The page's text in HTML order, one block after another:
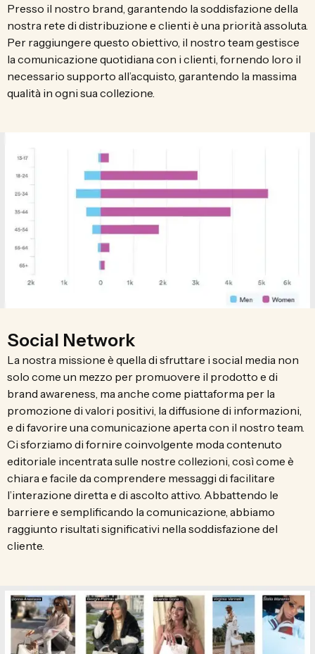
Presso il nostro brand, garantendo la soddisfazione della
nostra rete di distribuzione e clienti è una priorità assoluta.
Per raggiungere questo obiettivo, il nostro team gestisce
la comunicazione quotidiana con i clienti, fornendo loro il
necessario supporto all’acquisto, garantendo la massima
qualità in ogni sua collezione.
Social Network
La nostra missione è quella di sfruttare i social media non
solo come un mezzo per promuovere il prodotto e di
brand awareness, ma anche come piattaforma per la
promozione di valori positivi, la diffusione di informazioni,
e di favorire una comunicazione aperta con il nostro team.
Ci sforziamo di fornire coinvolgente moda contenuto
editoriale incentrata sulle nostre collezioni, così come è
chiara e facile da comprendere messaggi di facilitare
l’interazione diretta e di ascolto attivo. Abbattendo le
barriere e semplificando la comunicazione, abbiamo
raggiunto risultati significativi nella soddisfazione del
cliente.